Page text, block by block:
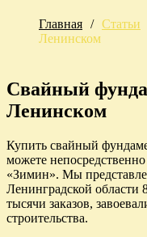
Главная / Статьи
Ленинском
Свайный
Ленинском
Купить свайный
можете
«Зимин». Мы
Ленинградской области
тысячи заказов,
строительства.